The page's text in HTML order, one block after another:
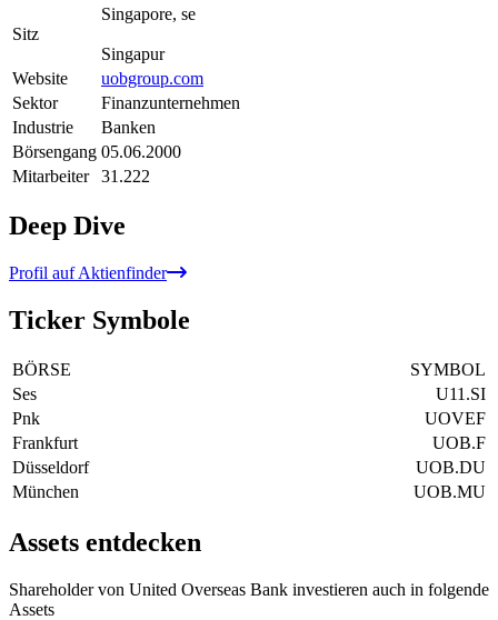
Sitz
Singapore, se
Singapur
Website
uobgroup.com
Sektor
Finanzunternehmen
Industrie
Banken
Börsengang 05.06.2000
Mitarbeiter
31.222
Deep Dive
Profil auf Aktienfinder
Ticker Symbole
BÖRSE
SYMBOL
Ses
U11.SI
Pnk
UOVEF
Frankfurt
UOB.F
Düsseldorf
UOB.DU
München
UOB.MU
Assets entdecken
Shareholder von United Overseas Bank investieren auch in folgende
Assets